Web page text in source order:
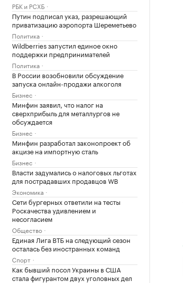
РБК и РСХБ
Путин подписал указ, разрешающий
приватизацию аэропорта Шереметьево
Политика
Wildberries запустил единое окно
поддержки предпринимателей
Политика
В России возобновили обсуждение
запуска онлайн-продажи алкоголя
Бизнес
Минфин заявил, что налог на
сверхприбыль для металлургов не
обсуждается
Бизнес
Минфин разработал законопроект об
акцизе на импортную сталь
Бизнес
Власти задумались о налоговых льготах
для пострадавших продавцов WB
Экономика
Сети бургерных ответили на тесты
Роскачества удивлением и
несогласием
Общество
Единая Лига ВТБ на следующий сезон
осталась без иностранных команд
Спорт
Как бывший посол Украины в США
стала фигурантом двух уголовных дел